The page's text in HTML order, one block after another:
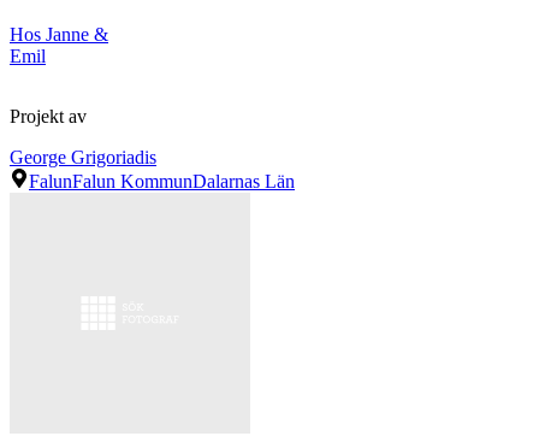
Hos Janne &
Emil
Projekt av
George Grigoriadis
FalunFalun KommunDalarnas Län